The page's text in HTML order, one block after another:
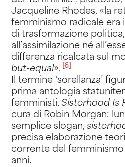
Jacqueline Rhodes, «la
femminismo radicale era
di trasformazione
all’assimilazione né
differenza ricalcata sul
but-equal». [6]
Il termine ‘sorellanza’
prima antologia
femministi, Sisterhood Is
cura di Robin Morgan:
semplice slogan,
precisa elaborazione
corrente del
anni.